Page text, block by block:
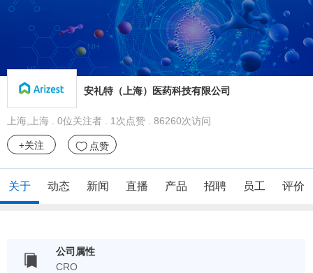
安礼特（上海）医药科技有限公司
上海,上海 . 0位关注者 . 1次点赞 . 86260次访问
+关注 点赞
关于 动态 新闻 直播 产品 招聘 员工 评价
公司属性
CRO